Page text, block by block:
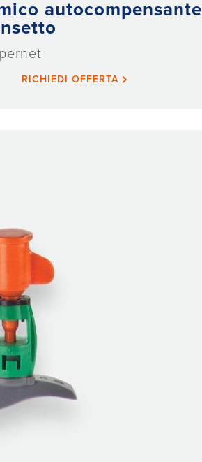
autocompensante
RICHIEDI OFFERTA